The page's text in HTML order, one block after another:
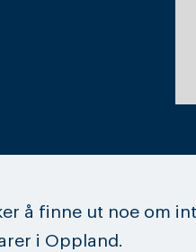
å finne ut noe om
i Oppland.